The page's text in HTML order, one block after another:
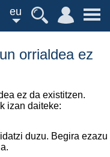
eu
orrialdea ez
ez da existitzen.
izan daiteke:
duzu. Begira ezazu